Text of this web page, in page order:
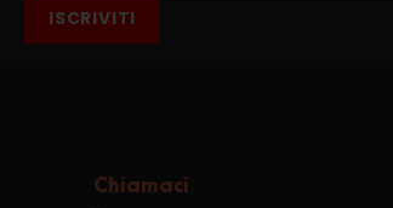
ISCRIVITI
Chiamaci